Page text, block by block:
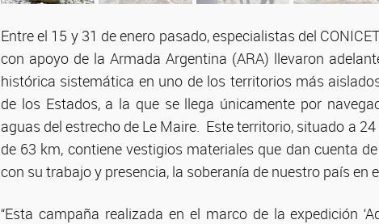
Entre el 15 y 31 de enero pasado, especialistas del
con apoyo de la Armada Argentina (ARA) llevaron
histórica sistemática en uno de los territorios más
de los Estados, a la que se llega únicamente por
aguas del estrecho de Le Maire. Este territorio, situado a
de 63 km, contiene vestigios materiales que dan cuenta
con su trabajo y presencia, la soberanía de nuestro país en
“Esta campaña realizada en el marco de la expedición